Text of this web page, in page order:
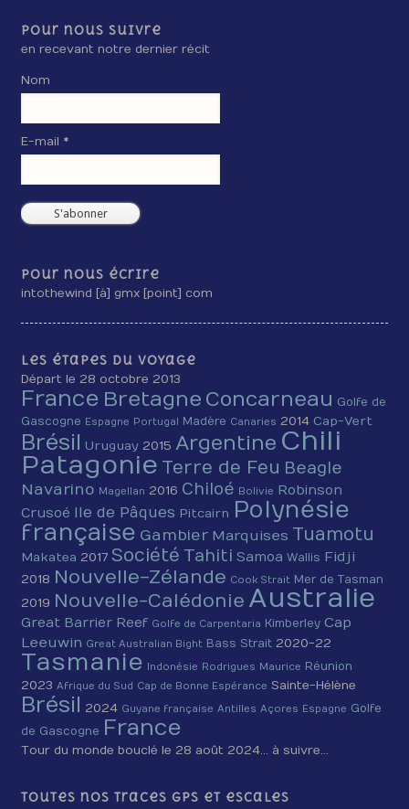
Pour nous suivre
en recevant notre dernier récit
Nom
E-mail *
Pour nous écrire
intothewind [à] gmx [point] com
Les étapes du voyage
Départ le 28 octobre 2013
France Bretagne Concarneau Golfe de
Gascogne Espagne Portugal Madère Canaries 2014 Cap-Vert
Brésil Uruguay 2015Argentine Chili
Patagonie Terre de Feu Beagle
Navarino Magellan 2016 Chiloé Bolivie Robinson
Crusoé Ile de Pâques Pitcairn Polynésie
française Gambier Marquises Tuamotu
Makatea 2017Société Tahiti Samoa Wallis Fidji
2018 Nouvelle-Zélande Cook Strait Mer de Tasman
2019 Nouvelle-Calédonie Australie
Great Barrier Reef Golfe de Carpentaria Kimberley Cap
Leeuwin Great Australian Bight Bass Strait 2020-22
Tasmanie Indonésie Rodrigues Maurice Réunion
2023Afrique du Sud Cap de Bonne Espérance Sainte-Hélène
Brésil 2024 Guyane française Antilles Açores Espagne Golfe
de Gascogne France
Tour du monde bouclé le 28 août 2024… à suivre…
Toutes nos traces GPS et escales